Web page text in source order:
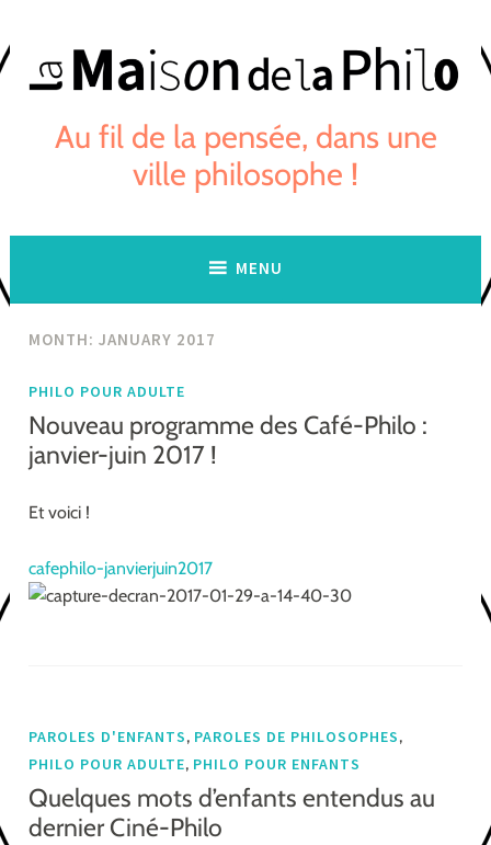
to
content
Au fil de la pensée, dans une
ville philosophe !
MENU
MONTH:JANUARY 2017
PHILO POUR ADULTE
Nouveau programme des Café-Philo :
janvier-juin 2017 !
Et voici !
cafephilo-janvierjuin2017
PAROLES D'ENFANTS, PAROLES DE PHILOSOPHES,
PHILO POUR ADULTE, PHILO POUR ENFANTS
Quelques mots d’enfants entendus au
dernier Ciné-Philo